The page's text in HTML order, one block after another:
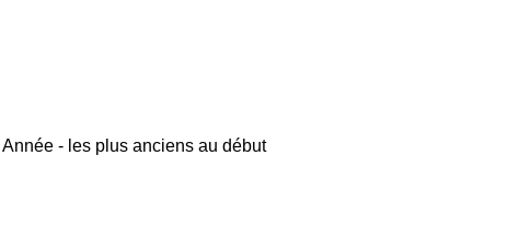
Année - les plus anciens au début